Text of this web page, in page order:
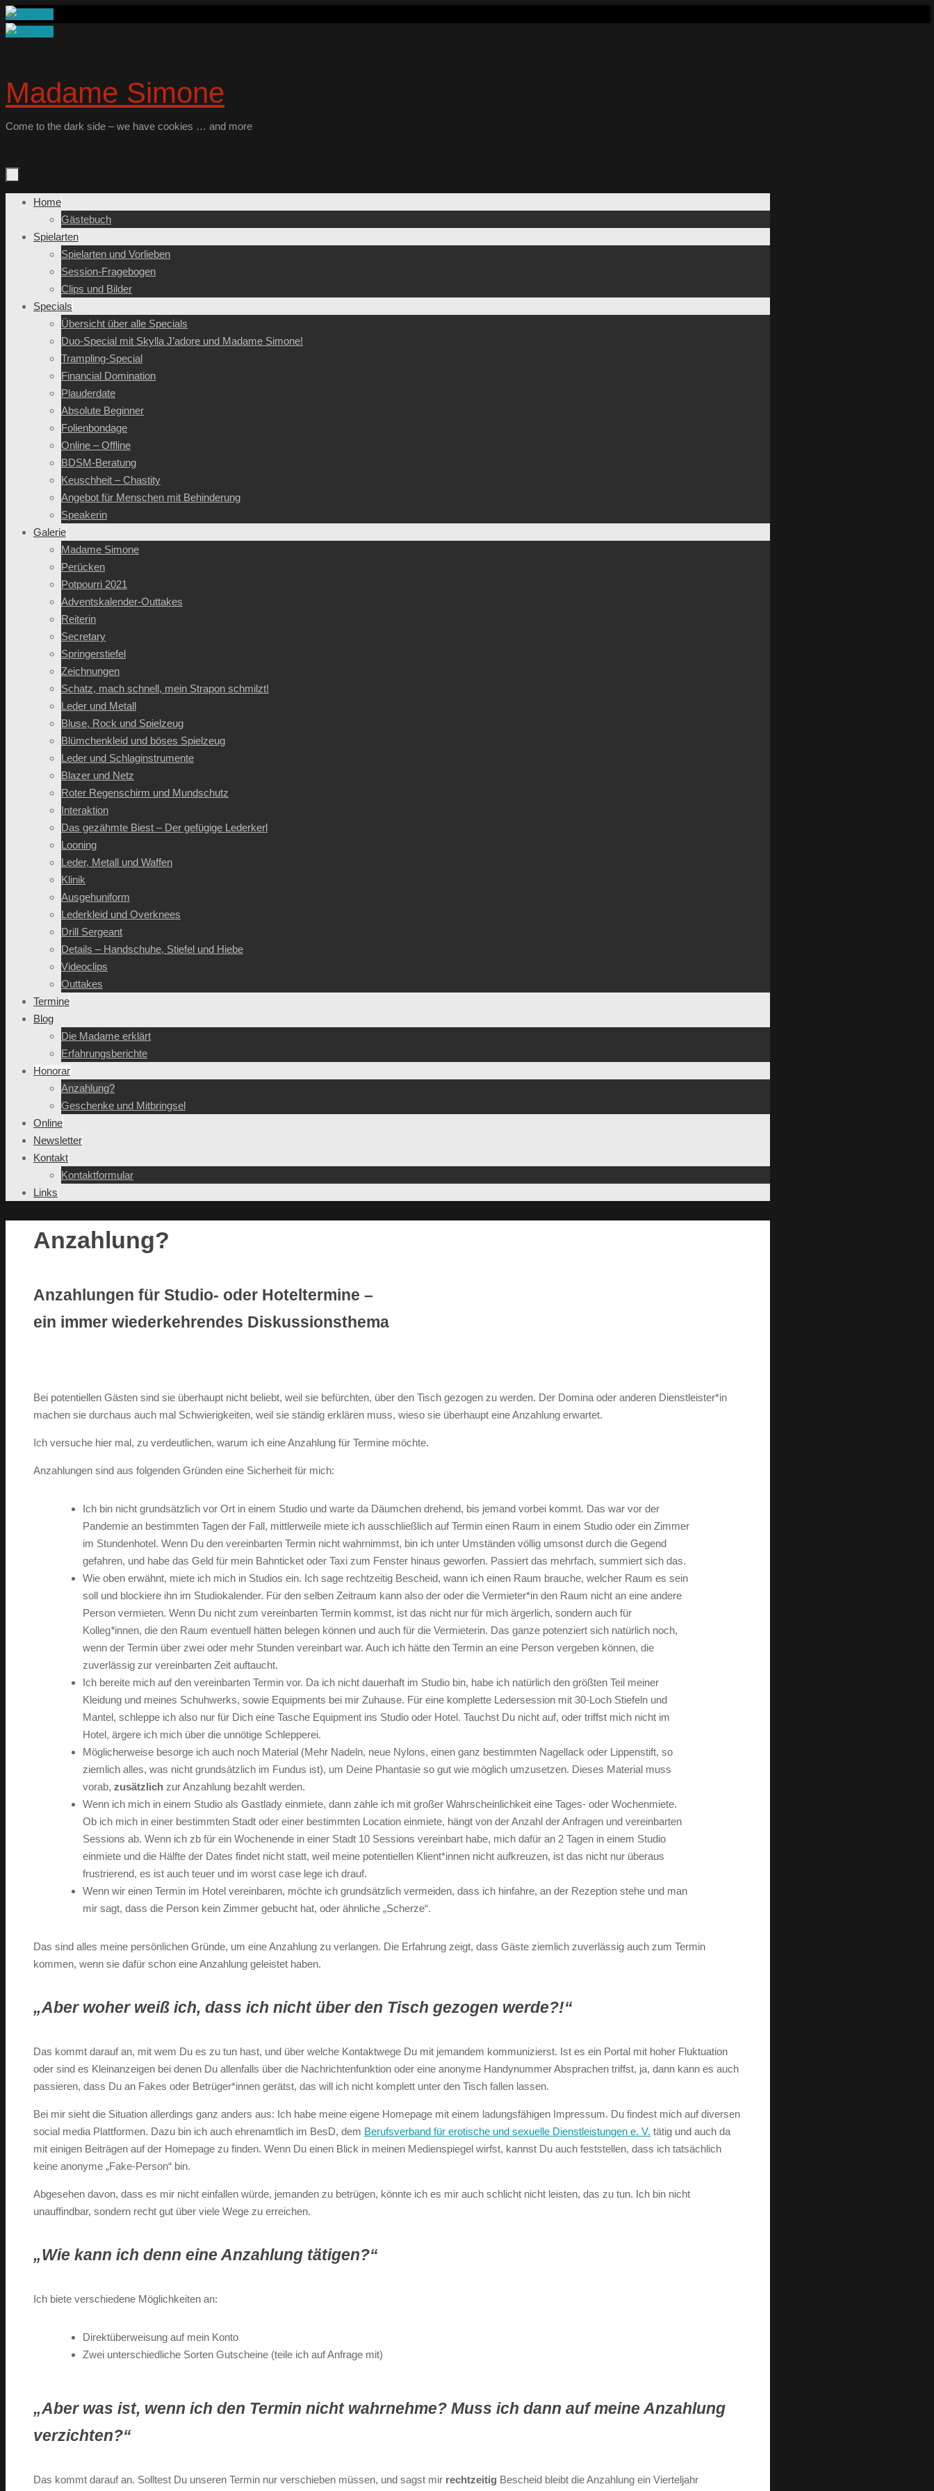
Zum
Inhalt
Madame Simone
Come to the dark side – we have cookies … and more
Zum
springen
Home
Gästebuch
Spielarten
Spielarten und Vorlieben
Session-Fragebogen
Clips und Bilder
Specials
Übersicht über alle Specials
Duo-Special mit Skylla J’adore und Madame Simone!
Trampling-Special
Financial Domination
Plauderdate
Absolute Beginner
Folienbondage
Online – Offline
BDSM-Beratung
Keuschheit – Chastity
Angebot für Menschen mit Behinderung
Speakerin
Galerie
Madame Simone
Perücken
Potpourri 2021
Adventskalender-Outtakes
Reiterin
Secretary
Springerstiefel
Zeichnungen
Schatz, mach schnell, mein Strapon schmilzt!
Leder und Metall
Bluse, Rock und Spielzeug
Blümchenkleid und böses Spielzeug
Leder und Schlaginstrumente
Blazer und Netz
Roter Regenschirm und Mundschutz
Interaktion
Das gezähmte Biest – Der gefügige Lederkerl
Looning
Leder, Metall und Waffen
Klinik
Ausgehuniform
Lederkleid und Overknees
Drill Sergeant
Details – Handschuhe, Stiefel und Hiebe
Videoclips
Outtakes
Termine
Blog
Die Madame erklärt
Erfahrungsberichte
Honorar
Anzahlung?
Geschenke und Mitbringsel
Online
Newsletter
Kontakt
Kontaktformular
Links
Anzahlung?
Anzahlungen für Studio- oder Hoteltermine –
ein immer wiederkehrendes Diskussionsthema
Bei potentiellen Gästen sind sie überhaupt nicht beliebt, weil sie befürchten, über den Tisch gezogen zu werden. Der Domina oder anderen Dienstleister*in
machen sie durchaus auch mal Schwierigkeiten, weil sie ständig erklären muss, wieso sie überhaupt eine Anzahlung erwartet.
Ich versuche hier mal, zu verdeutlichen, warum ich eine Anzahlung für Termine möchte.
Anzahlungen sind aus folgenden Gründen eine Sicherheit für mich:
Ich bin nicht grundsätzlich vor Ort in einem Studio und warte da Däumchen drehend, bis jemand vorbei kommt. Das war vor der
Pandemie an bestimmten Tagen der Fall, mittlerweile miete ich ausschließlich auf Termin einen Raum in einem Studio oder ein Zimmer
im Stundenhotel. Wenn Du den vereinbarten Termin nicht wahrnimmst, bin ich unter Umständen völlig umsonst durch die Gegend
gefahren, und habe das Geld für mein Bahnticket oder Taxi zum Fenster hinaus geworfen. Passiert das mehrfach, summiert sich das.
Wie oben erwähnt, miete ich mich in Studios ein. Ich sage rechtzeitig Bescheid, wann ich einen Raum brauche, welcher Raum es sein
soll und blockiere ihn im Studiokalender. Für den selben Zeitraum kann also der oder die Vermieter*in den Raum nicht an eine andere
Person vermieten. Wenn Du nicht zum vereinbarten Termin kommst, ist das nicht nur für mich ärgerlich, sondern auch für
Kolleg*innen, die den Raum eventuell hätten belegen können und auch für die Vermieterin. Das ganze potenziert sich natürlich noch,
wenn der Termin über zwei oder mehr Stunden vereinbart war. Auch ich hätte den Termin an eine Person vergeben können, die
zuverlässig zur vereinbarten Zeit auftaucht.
Ich bereite mich auf den vereinbarten Termin vor. Da ich nicht dauerhaft im Studio bin, habe ich natürlich den größten Teil meiner
Kleidung und meines Schuhwerks, sowie Equipments bei mir Zuhause. Für eine komplette Ledersession mit 30-Loch Stiefeln und
Mantel, schleppe ich also nur für Dich eine Tasche Equipment ins Studio oder Hotel. Tauchst Du nicht auf, oder triffst mich nicht im
Hotel, ärgere ich mich über die unnötige Schlepperei.
Möglicherweise besorge ich auch noch Material (Mehr Nadeln, neue Nylons, einen ganz bestimmten Nagellack oder Lippenstift, so
ziemlich alles, was nicht grundsätzlich im Fundus ist), um Deine Phantasie so gut wie möglich umzusetzen. Dieses Material muss
vorab, zusätzlich zur Anzahlung bezahlt werden.
Wenn ich mich in einem Studio als Gastlady einmiete, dann zahle ich mit großer Wahrscheinlichkeit eine Tages- oder Wochenmiete.
Ob ich mich in einer bestimmten Stadt oder einer bestimmten Location einmiete, hängt von der Anzahl der Anfragen und vereinbarten
Sessions ab. Wenn ich zb für ein Wochenende in einer Stadt 10 Sessions vereinbart habe, mich dafür an 2 Tagen in einem Studio
einmiete und die Hälfte der Dates findet nicht statt, weil meine potentiellen Klient*innen nicht aufkreuzen, ist das nicht nur überaus
frustrierend, es ist auch teuer und im worst case lege ich drauf.
Wenn wir einen Termin im Hotel vereinbaren, möchte ich grundsätzlich vermeiden, dass ich hinfahre, an der Rezeption stehe und man
mir sagt, dass die Person kein Zimmer gebucht hat, oder ähnliche „Scherze“.
Das sind alles meine persönlichen Gründe, um eine Anzahlung zu verlangen. Die Erfahrung zeigt, dass Gäste ziemlich zuverlässig auch zum Termin
kommen, wenn sie dafür schon eine Anzahlung geleistet haben.
„Aber woher weiß ich, dass ich nicht über den Tisch gezogen werde?!“
Das kommt darauf an, mit wem Du es zu tun hast, und über welche Kontaktwege Du mit jemandem kommunizierst. Ist es ein Portal mit hoher Fluktuation
oder sind es Kleinanzeigen bei denen Du allenfalls über die Nachrichtenfunktion oder eine anonyme Handynummer Absprachen triffst, ja, dann kann es auch
passieren, dass Du an Fakes oder Betrüger*innen gerätst, das will ich nicht komplett unter den Tisch fallen lassen.
Bei mir sieht die Situation allerdings ganz anders aus: Ich habe meine eigene Homepage mit einem ladungsfähigen Impressum. Du findest mich auf diversen
social media Plattformen. Dazu bin ich auch ehrenamtlich im BesD, dem Berufsverband für erotische und sexuelle Dienstleistungen e. V. tätig und auch da
mit einigen Beiträgen auf der Homepage zu finden. Wenn Du einen Blick in meinen Medienspiegel wirfst, kannst Du auch feststellen, dass ich tatsächlich
keine anonyme „Fake-Person“ bin.
Abgesehen davon, dass es mir nicht einfallen würde, jemanden zu betrügen, könnte ich es mir auch schlicht nicht leisten, das zu tun. Ich bin nicht
unauffindbar, sondern recht gut über viele Wege zu erreichen.
„Wie kann ich denn eine Anzahlung tätigen?“
Ich biete verschiedene Möglichkeiten an:
Direktüberweisung auf mein Konto
Zwei unterschiedliche Sorten Gutscheine (teile ich auf Anfrage mit)
„Aber was ist, wenn ich den Termin nicht wahrnehme? Muss ich dann auf meine Anzahlung
verzichten?“
Das kommt darauf an. Solltest Du unseren Termin nur verschieben müssen, und sagst mir rechtzeitig Bescheid bleibt die Anzahlung ein Vierteljahr